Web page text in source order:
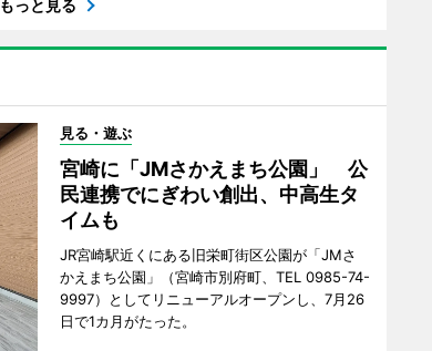
もっと見る
見る・遊ぶ
宮崎に「JMさかえまち公園」 公
民連携でにぎわい創出、中高生タ
イムも
JR宮崎駅近くにある旧栄町街区公園が「JMさ
かえまち公園」（宮崎市別府町、TEL 0985-74-
9997）としてリニューアルオープンし、7月26
日で1カ月がたった。